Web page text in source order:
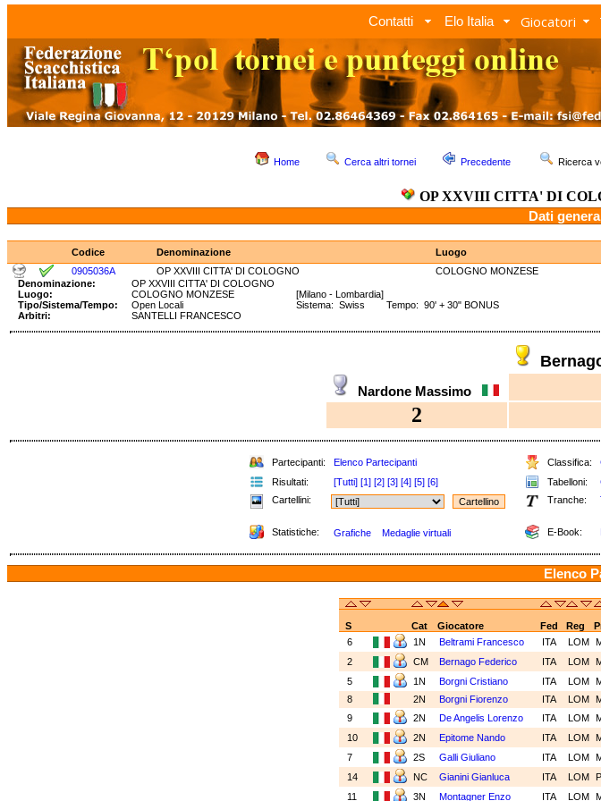
Contatti Elo Italia Giocatori
Home Cerca altri tornei Precedente Ricerca
OP XXVIII CITTA' DI
Dati
Codice Denominazione Luogo
0905036A
OP XXVIII CITTA' DI COLOGNO COLOGNO MONZESE
Denominazione:
OP XXVIII CITTA' DI COLOGNO
Luogo:
COLOGNO MONZESE
[Milano - Lombardia]
Tipo/Sistema/Tempo:
Open Locali
Sistema: Swiss Tempo: 90' + 30" BONUS
Arbitri:
SANTELLI FRANCESCO
Nardone Massimo
2
Partecipanti: Elenco Partecipanti Classifica:
Risultati:
[Tutti] [1] [2] [3] [4] [5] [6] Tabelloni:
Cartellini:
Tranche:
Statistiche: Grafiche Medaglie virtuali E-Book:
Elenco
S
Cat Giocatore Fed Reg
6
1N Beltrami Francesco ITA LOM
2
CM Bernago Federico ITA LOM
5
1N Borgni Cristiano ITA LOM
8
2N Borgni Fiorenzo ITA LOM
9
2N De Angelis Lorenzo ITA LOM
10
2N Epitome Nando ITA LOM
7
2S Galli Giuliano ITA LOM
14
NC Gianini Gianluca ITA LOM
11
3N Montagner Enzo ITA LOM